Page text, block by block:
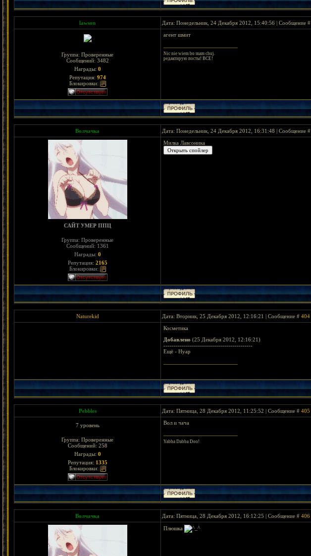
lawson Дата: Понедельник, 24 Декабря 2012, 15:40:56 | Сообщение #
Группа: Проверенные
Сообщений: 3482
Награды: 0
Репутация: 974
Блокировки:
агент шмит
Nic nie wiem bo mam chuj.
редактирую посты! ВСЕ!
Волчачка Дата: Понедельник, 24 Декабря 2012, 16:31:48 | Сообщение #
САЙТ УМЕР ППЦ
Группа: Проверенные
Сообщений: 1361
Награды: 0
Репутация: 2165
Блокировки:
Милка Лавсоника
Naturekid Дата: Вторник, 25 Декабря 2012, 12:16:21 | Сообщение # 404
Косметика
Добавлено (25 Декабря 2012, 12:16:21)
---------------------------------------------
Ещё - Нуар
Pebbles Дата: Пятница, 28 Декабря 2012, 11:25:52 | Сообщение # 405
7 уровень
Группа: Проверенные
Сообщений: 258
Награды: 0
Репутация: 1335
Блокировки:
Вол и чача
Yabba Dabba Doo!
Волчачка Дата: Пятница, 28 Декабря 2012, 16:12:25 | Сообщение # 406
Плюшка